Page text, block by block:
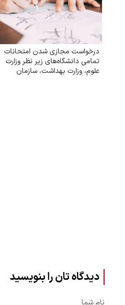
درخواست مجازی شدن امتحانات
تمامی دانشگاه‌های زیر نظر وزارت
علوم‌، وزارت بهداشت، سازمان
دیدگاه تان را بنویسید